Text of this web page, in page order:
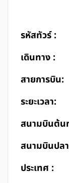
รหัสทัวร์ :
เดินทาง :
สายการบิน:
ระยะเวลา:
สนามบินต้น
สนามบินปล
ประเทศ :